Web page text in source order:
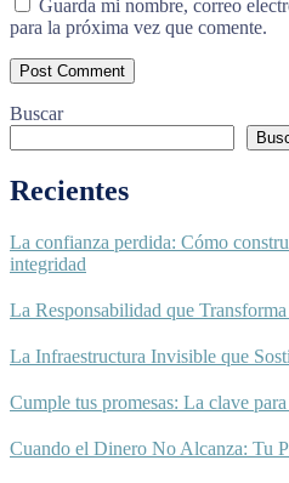
Guarda mi nombre, correo
para la próxima vez que comente.
Buscar
Recientes
La confianza perdida: Cómo
integridad
La Responsabilidad que
La Infraestructura Invisible que
Cumple tus promesas: La clave
Cuando el Dinero No Alcanza: Tu